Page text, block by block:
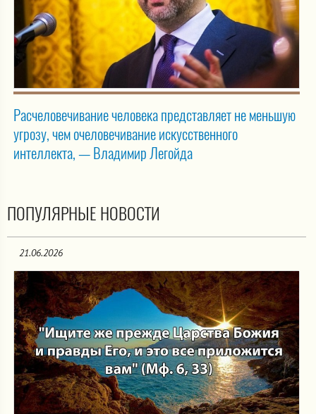
Расчеловечивание человека представляет не меньшую
угрозу, чем очеловечивание искусственного
интеллекта, — Владимир Легойда
ПОПУЛЯРНЫЕ НОВОСТИ
21.06.2026